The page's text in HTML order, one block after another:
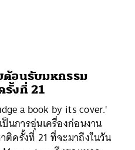
อนรับมหกรรม
รั้งที่ 21
a book by its cover.'
นการอุ่นเครื่องก่อนงาน
ครั้งที่ 21 ที่จะมาถึงในวัน